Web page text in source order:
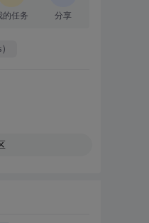
的任务 分享